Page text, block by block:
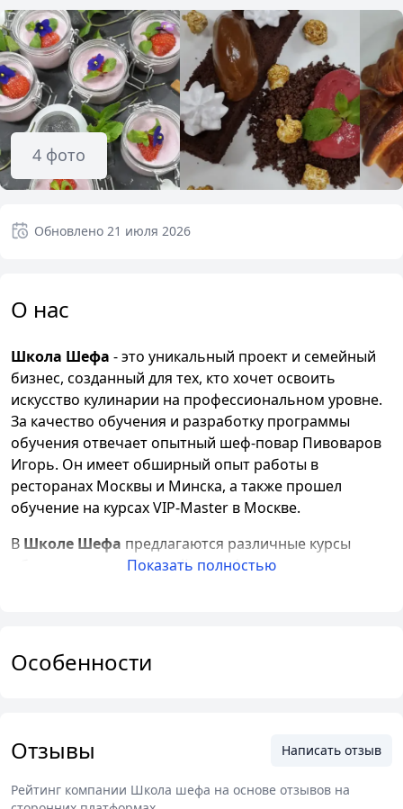
4 фото
Обновлено 21 июля 2026
О нас
Школа Шефа - это уникальный проект и семейный
бизнес, созданный для тех, кто хочет освоить
искусство кулинарии на профессиональном уровне.
За качество обучения и разработку программы
обучения отвечает опытный шеф-повар Пивоваров
Игорь. Он имеет обширный опыт работы в
ресторанах Москвы и Минска, а также прошел
обучение на курсах VIP-Master в Москве.
В Школе Шефа предлагаются различные курсы
обучения для любителей и профессионалов в
более индивидуальный подход к каждому ученику и
больше практики.После окончания обучения
Особенностью Школы Шефа является то, что они
адаптированные к домашним условиям. Это
Показать полностью
Особенности
Отзывы Написать отзыв
Рейтинг компании Школа шефа на основе отзывов на